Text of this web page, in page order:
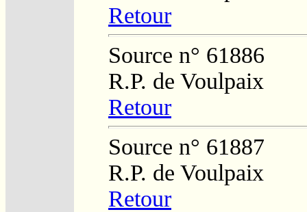
Retour
Source n° 61886
R.P. de Voulpaix
Retour
Source n° 61887
R.P. de Voulpaix
Retour